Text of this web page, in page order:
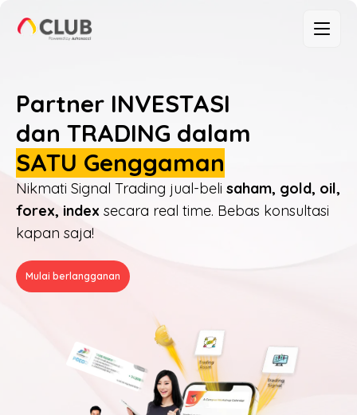
Partner INVESTASI
dan TRADING dalam
SATU Genggaman
Nikmati Signal Trading jual-beli saham, gold, oil,
forex, index secara real time. Bebas konsultasi
kapan saja!
Mulai berlangganan